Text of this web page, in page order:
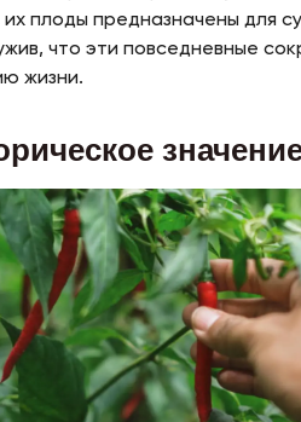
их плоды предназначены для
что эти повседневные
жизни.